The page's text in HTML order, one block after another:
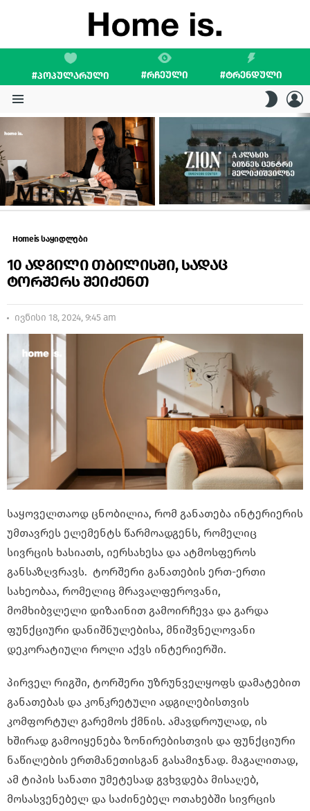
#ᲞᲝᲞᲣᲚᲐᲠᲣᲚᲘ #ᲠᲩᲔᲣᲚᲘ #ᲢᲠᲔᲜᲓᲣᲚᲘ
SKIN
STORIES
Homeis საყიდლები
10 ადგილი თბილისში, სადაც
ტორშერს შეიძენთ
ივნისი 18, 2024, 9:45 am
საყოველთაოდ ცნობილია, რომ განათება ინტერიერის
უმთავრეს ელემენტს წარმოადგენს, რომელიც
სივრცის ხასიათს, იერსახესა და ატმოსფეროს
განსაზღვრავს. ტორშერი განათების ერთ-ერთი
სახეობაა, რომელიც მრავალფეროვანი,
მომხიბვლელი დიზაინით გამოირჩევა და გარდა
ფუნქციური დანიშნულებისა, მნიშვნელოვანი
დეკორატიული როლი აქვს ინტერიერში.
პირველ რიგში, ტორშერი უზრუნველყოფს დამატებით
განათებას და კონკრეტული ადგილებისთვის
კომფორტულ გარემოს ქმნის. ამავდროულად, ის
ხშირად გამოიყენება ზონირებისთვის და ფუნქციური
ნაწილების ერთმანეთისგან გასამიჯნად. მაგალითად,
ამ ტიპის სანათი უმეტესად გვხვდება მისაღებ,
მოსასვენებელ და საძინებელ ოთახებში სივრცის